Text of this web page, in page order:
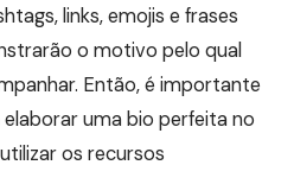
links, emojis e frases
o motivo pelo qual
Então, é importante
uma bio perfeita no
os recursos